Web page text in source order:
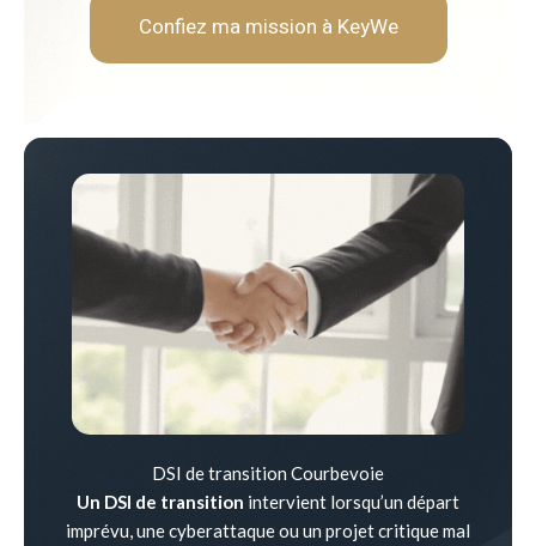
Confiez ma mission à KeyWe
DSI de transition Courbevoie
Un DSI de transition intervient lorsqu’un départ
imprévu, une cyberattaque ou un projet critique mal